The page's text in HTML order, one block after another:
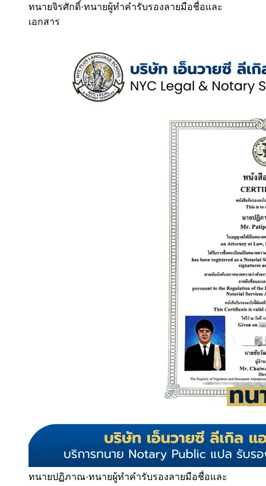
ทนายจิรศักดิ์·ทนายผู้ทำคำรับรองลายมือชื่อและ
เอกสาร
ทนายปฏิภาณ·ทนายผู้ทำคำรับรองลายมือชื่อและ